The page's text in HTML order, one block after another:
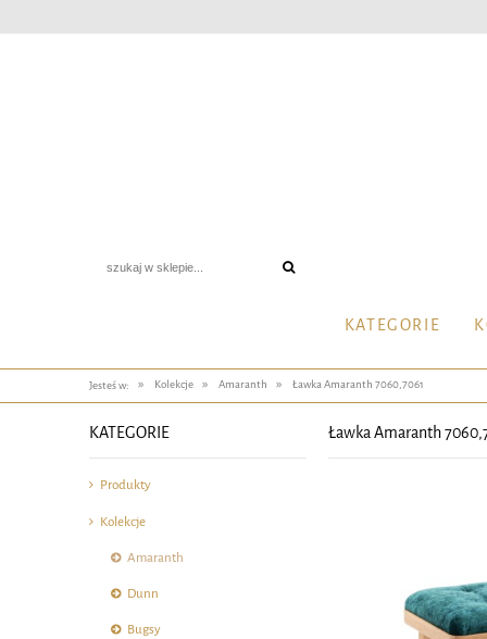
KATEGORIE
Jesteś w: » Kolekcje » Amaranth » Ławka Amaranth 7060,7061
KATEGORIE
Produkty
Kolekcje
Amaranth
Dunn
Bugsy
Ławka Amaranth